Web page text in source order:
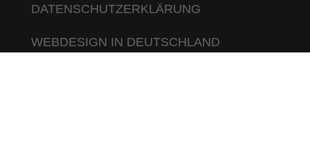
DATENSCHUTZERKLÄRUNG
WEBDESIGN IN DEUTSCHLAND